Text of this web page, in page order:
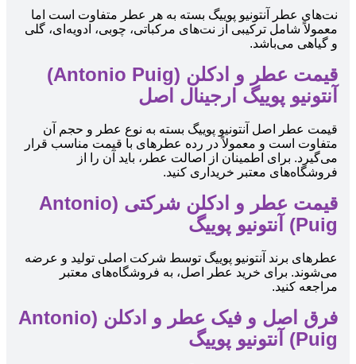
نت‌های عطر آنتونیو پوییگ بسته به هر عطر متفاوت است اما
معمولاً شامل ترکیبی از نت‌های مرکباتی، چوبی، ادویه‌ای، گلی
و گیاهی می‌باشد.
قیمت عطر و ادکلن (Antonio Puig)
آنتونیو پوییگ ارجینال اصل
قیمت عطر اصل آنتونیو پوییگ بسته به نوع عطر و حجم آن
متفاوت است و معمولاً در رده عطرهای با قیمت مناسب قرار
می‌گیرد. برای اطمینان از اصالت عطر، باید آن را از
فروشگاه‌های معتبر خریداری کنید.
قیمت عطر و ادکلن شرکتی (Antonio
Puig) آنتونیو پوییگ
عطرهای برند آنتونیو پوییگ توسط شرکت اصلی تولید و عرضه
می‌شوند. برای خرید عطر اصل، به فروشگاه‌های معتبر
مراجعه کنید.
فرق اصل و فیک عطر و ادکلن (Antonio
Puig) آنتونیو پوییگ